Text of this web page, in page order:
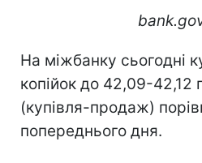
На міжбанку сьогодні
копійок до 42,09-42,12
(купівля-продаж)
попереднього дня.